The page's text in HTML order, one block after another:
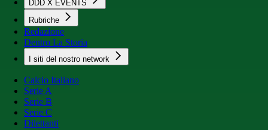
DDD X EVENTS
Rubriche
Redazione
Dentro La Storia
I siti del nostro network
Calcio Italiano
Serie A
Serie B
Serie C
Dilettanti